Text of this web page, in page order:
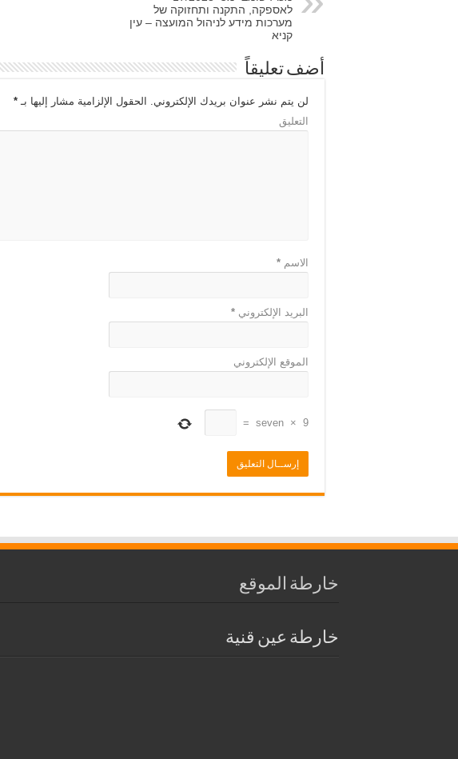
לאספקה, התקנה ותחזוקה של
מערכות מידע לניהול המועצה – עין
קניא
أضف تعليقاً
لن يتم نشر عنوان بريدك الإلكتروني. الحقول الإلزامية مشار إليها بـ *
التعليق
الاسم *
البريد الإلكتروني *
الموقع الإلكتروني
9
×
seven
=
خارطة الموقع
خارطة عين قنية